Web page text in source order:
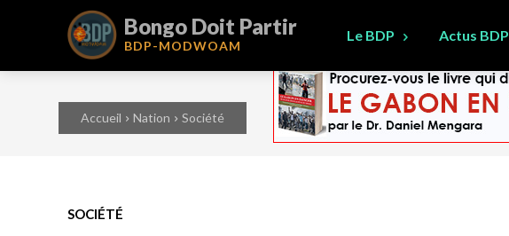
Bongo Doit Partir
BDP-MODWOAM
Le BDP Actus BDP
Accueil Nation Société
SOCIÉTÉ